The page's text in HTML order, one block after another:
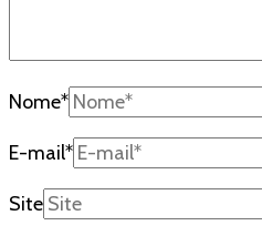
Nome*
E-mail*
Site